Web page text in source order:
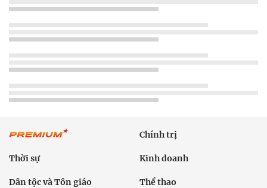
Chính trị
Thời sự Kinh doanh
Dân tộc và Tôn giáo Thể thao